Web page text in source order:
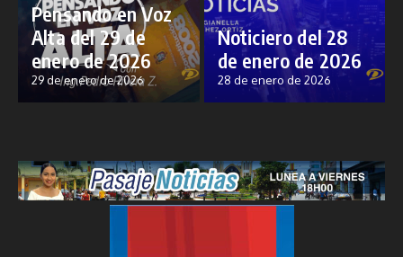
Pensando en Voz
Alta del 29 de
enero de 2026
29 de enero de 2026
Noticiero del 28
de enero de 2026
28 de enero de 2026